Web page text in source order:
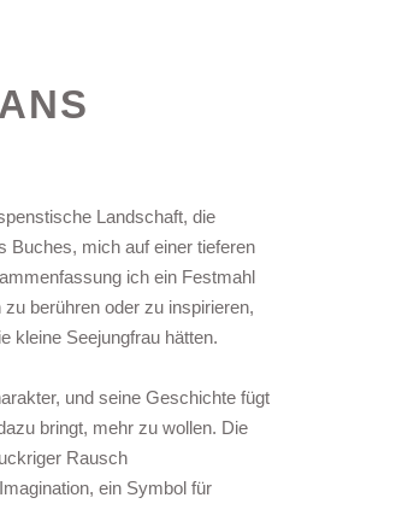
Landschaft, die
Buches, mich auf einer tieferen
ich ein Festmahl
berühren oder zu inspirieren,
kleine Seejungfrau hätten.
und seine Geschichte fügt
bringt, mehr zu wollen. Die
Rausch
ein Symbol für